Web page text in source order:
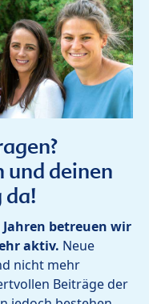
und deinen
da!
betreuen wir
aktiv. Neue
nicht mehr
Beiträge der